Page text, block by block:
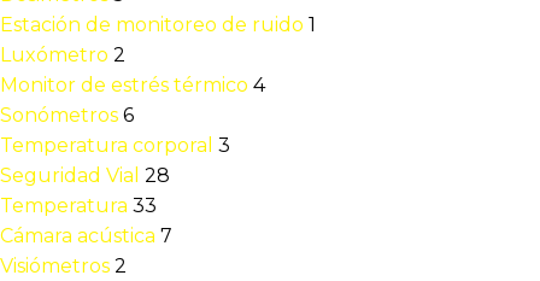
Estación de monitoreo de ruido 1
Luxómetro 2
Monitor de estrés térmico 4
Sonómetros 6
Temperatura corporal 3
Seguridad Vial 28
Temperatura 33
Cámara acústica 7
Visiómetros 2